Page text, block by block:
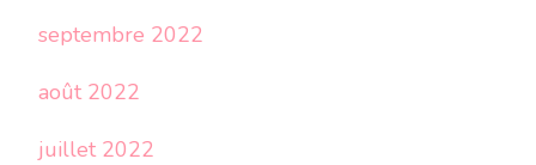
septembre 2022
août 2022
juillet 2022